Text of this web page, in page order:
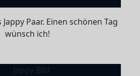
Jappy Paar. Einen schönen Tag
wünsch ich!